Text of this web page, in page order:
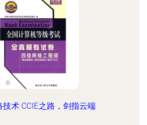
技术 CCIE之路，剑指云端